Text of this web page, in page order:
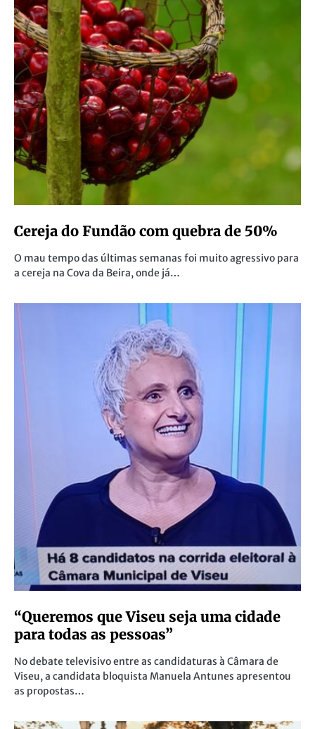
Cereja do Fundão com quebra de 50%
O mau tempo das últimas semanas foi muito agressivo para
a cereja na Cova da Beira, onde já…
“Queremos que Viseu seja uma cidade
para todas as pessoas”
No debate televisivo entre as candidaturas à Câmara de
Viseu, a candidata bloquista Manuela Antunes apresentou
as propostas…